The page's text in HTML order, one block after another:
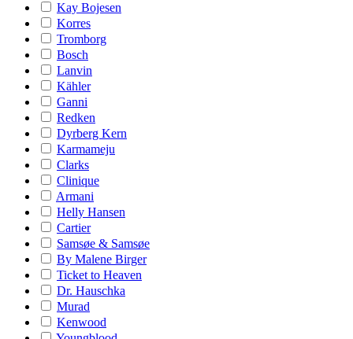
Kay Bojesen
Korres
Tromborg
Bosch
Lanvin
Kähler
Ganni
Redken
Dyrberg Kern
Karmameju
Clarks
Clinique
Armani
Helly Hansen
Cartier
Samsøe & Samsøe
By Malene Birger
Ticket to Heaven
Dr. Hauschka
Murad
Kenwood